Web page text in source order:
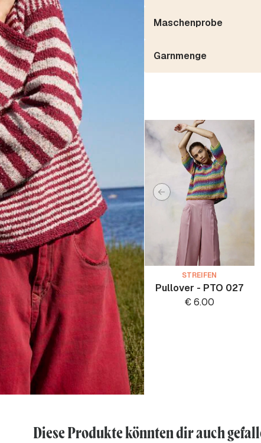
Maschenprobe
Garnmenge
STREIFEN
Pullover - PTO 027
€6.00
Diese Produkte könnten dir auch